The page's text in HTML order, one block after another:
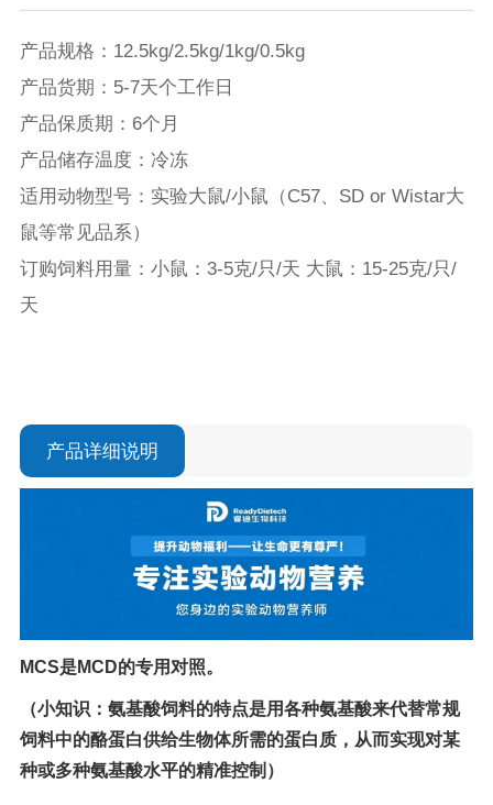
产品规格：12.5kg/2.5kg/1kg/0.5kg
产品货期：5-7天个工作日
产品保质期：6个月
产品储存温度：冷冻
适用动物型号：实验大鼠/小鼠（C57、SD or Wistar大
鼠等常见品系）
订购饲料用量：小鼠：3-5克/只/天 大鼠：15-25克/只/
天
产品详细说明
MCS是MCD的专用对照。
（小知识：氨基酸饲料的特点是用各种氨基酸来代替常规
饲料中的酪蛋白供给生物体所需的蛋白质，从而实现对某
种或多种氨基酸水平的精准控制）